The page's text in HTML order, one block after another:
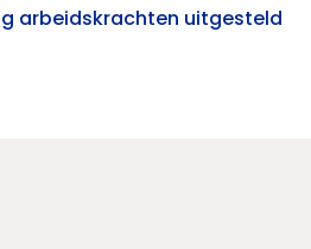
arbeidskrachten uitgesteld